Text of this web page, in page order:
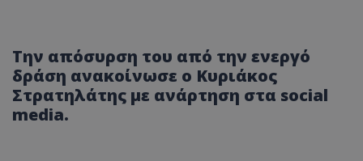
Την απόσυρση του από την ενεργό
δράση ανακοίνωσε ο Κυριάκος
Στρατηλάτης με ανάρτηση στα social
media.